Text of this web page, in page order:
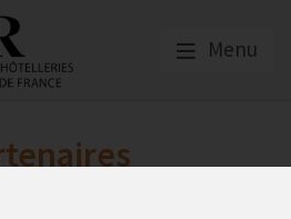
Menu